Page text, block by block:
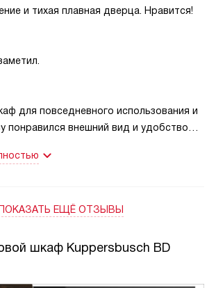
и тихая плавная дверца. Нравится!
для повседневного использования и
понравился внешний вид и удобство
плавно, а дверца закрывается
без пересушивания. Однажды
вкус сохранился, все похвалили.
потребовали пиццу на ужин, быстро
ПОКАЗАТЬ ЕЩЁ ОТЗЫВЫ
шкаф Kuppersbusch BD